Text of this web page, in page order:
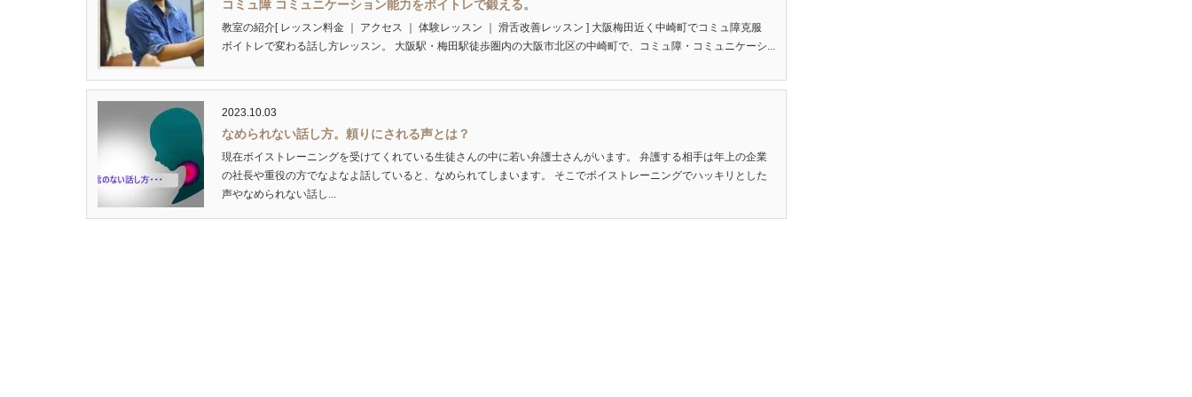
コミュ障 コミュニケーション能力をボイトレで鍛える。
教室の紹介[ レッスン料金 ｜ アクセス ｜ 体験レッスン ｜ 滑舌改善レッスン ] 大阪梅田近く中崎町でコミュ障克服
ボイトレで変わる話し方レッスン。 大阪駅・梅田駅徒歩圏内の大阪市北区の中崎町で、コミュ障・コミュニケーシ...
2023.10.03
なめられない話し方。頼りにされる声とは？
現在ボイストレーニングを受けてくれている生徒さんの中に若い弁護士さんがいます。 弁護する相手は年上の企業
の社長や重役の方でなよなよ話していると、なめられてしまいます。 そこでボイストレーニングでハッキリとした
声やなめられない話し...